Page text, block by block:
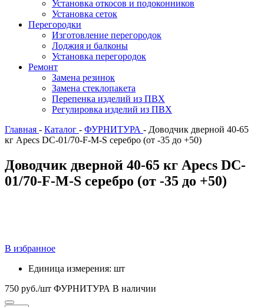
Установка откосов и подоконников
Установка сеток
Перегородки
Изготовление перегородок
Лоджия и балконы
Установка перегородок
Ремонт
Замена резинок
Замена стеклопакета
Перепенка изделий из ПВХ
Регулировка изделий из ПВХ
Главная - Каталог - ФУРНИТУРА - Доводчик дверной 40-65
кг Apecs DC-01/70-F-M-S серебро (от -35 до +50)
Доводчик дверной 40-65 кг Apecs DC-
01/70-F-M-S серебро (от -35 до +50)
В избранное
Единица измерения: шт
750 руб./шт ФУРНИТУРА В наличии